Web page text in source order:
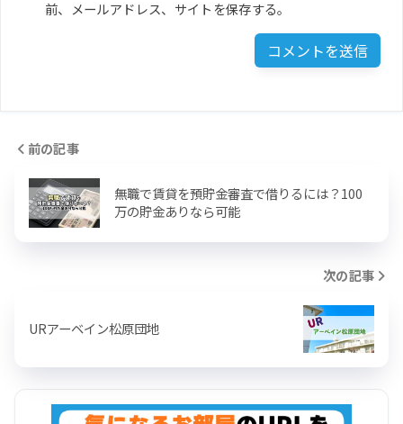
前、メールアドレス、サイトを保存する。
前の記事
無職で賃貸を預貯金審査で借りるには？100
万の貯金ありなら可能
次の記事
URアーベイン松原団地